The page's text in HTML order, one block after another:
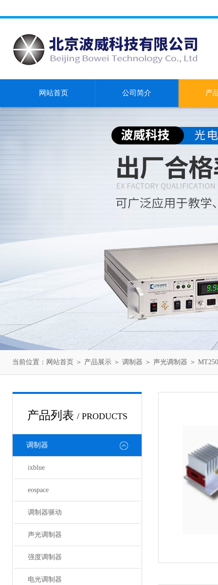
网站首页 公司简介 产
当前位置： 网站首页 ＞ 产品展示 ＞ 调制器 ＞ 声光调制器 ＞
产品列表 / PRODUCTS
调制器
ixblue
eospace
调制器驱动
声光调制器
强度调制器
电光调制器